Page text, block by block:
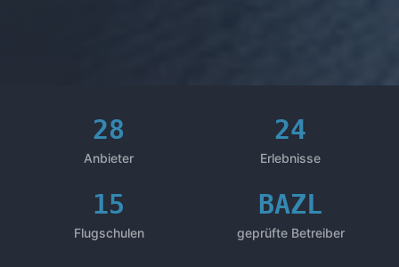
28
Anbieter
24
Erlebnisse
15
Flugschulen
BAZL
geprüfte Betreiber